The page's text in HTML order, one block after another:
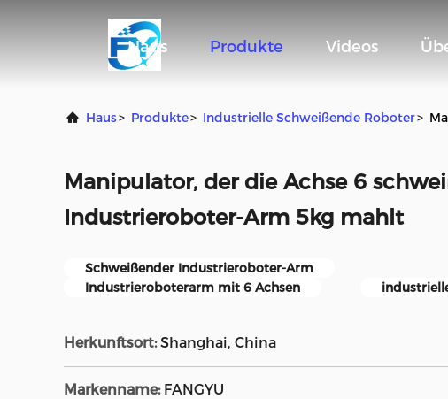
Haus Produkte Videos
Haus> Produkte> Industrielle Schweißende Roboter>
Manipulator, der die Achse 6
Industrieroboter-Arm 5kg mahlt
Schweißender Industrieroboter-Arm
Industrieroboterarm mit 6 Achsen
Herkunftsort: Shanghai, China
Markenname: FANGYU